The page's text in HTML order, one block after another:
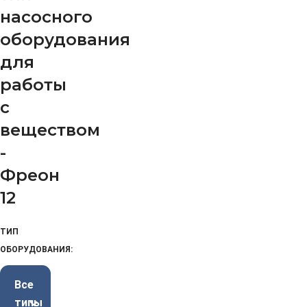
насосного
оборудования
для
работы
с
веществом
-
Фреон
12
ТИП
ОБОРУДОВАНИЯ:
Все
типы